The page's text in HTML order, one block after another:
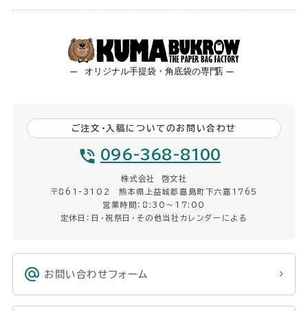
ご注文・入稿についてのお問い合わせ
096-368-8100
株式会社 啓文社
〒861-3102 熊本県上益城郡嘉島町下六嘉1765
営業時間：8:30〜17:00
定休日：日・祝祭日・その他当社カレンダーによる
お問い合わせフォーム